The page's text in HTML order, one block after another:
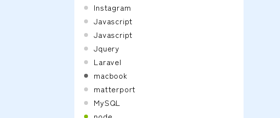
Instagram
Javascript
Javascript
Jquery
Laravel
macbook
matterport
MySQL